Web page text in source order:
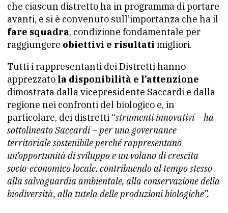
che ciascun distretto ha in programma di portare
avanti, e si è convenuto sull’importanza che ha il
fare squadra, condizione fondamentale per
raggiungere obiettivi e risultati migliori.
Tutti i rappresentanti dei Distretti hanno
apprezzato la disponibilità e l’attenzione
dimostrata dalla vicepresidente Saccardi e dalla
regione nei confronti del biologico e, in
particolare, dei distretti “strumenti innovativi – ha
sottolineato Saccardi – per una governance
territoriale sostenibile perché rappresentano
un’opportunità di sviluppo e un volano di crescita
socio-economico locale, contribuendo al tempo stesso
alla salvaguardia ambientale, alla conservazione della
biodiversità, alla tutela delle produzioni biologiche”.